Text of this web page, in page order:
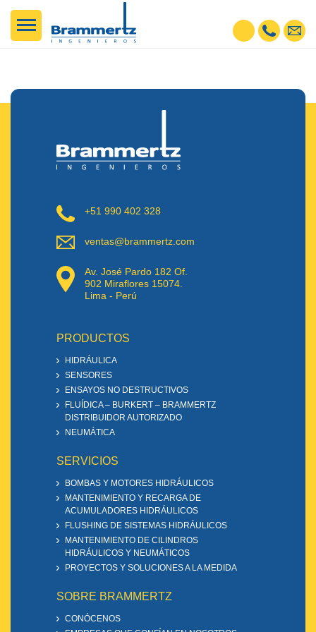
+51 990 402 328
ventas@brammertz.com
Av. José Pardo 182 Of.
902 Miraflores 15074.
Lima - Perú
PRODUCTOS
HIDRÁULICA
SENSORES
ENSAYOS NO DESTRUCTIVOS
FLUÍDICA – BURKERT – BRAMMERTZ
DISTRIBUIDOR AUTORIZADO
NEUMÁTICA
SERVICIOS
BOMBAS Y MOTORES HIDRÁULICOS
MANTENIMIENTO Y RECARGA DE
ACUMULADORES HIDRÁULICOS
FLUSHING DE SISTEMAS HIDRÁULICOS
MANTENIMIENTO DE CILINDROS
HIDRÁULICOS Y NEUMÁTICOS
PROYECTOS Y SOLUCIONES A LA MEDIDA
SOBRE BRAMMERTZ
CONÓCENOS